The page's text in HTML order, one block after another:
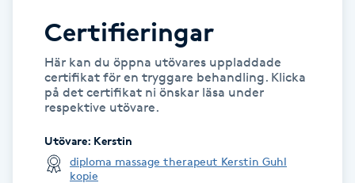
Gua Sha-massage
Hatha Yoga
Headspa
Certifieringar
Här kan du öppna utövares uppladdade
certifikat för en tryggare behandling. Klicka
på det certifikat ni önskar läsa under
respektive utövare.
Utövare: Kerstin
diploma massage therapeut Kerstin Guhl
kopie